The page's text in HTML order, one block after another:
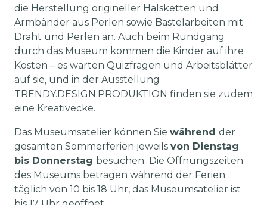
die Herstellung origineller Halsketten und
Armbänder aus Perlen sowie Bastelarbeiten mit
Draht und Perlen an. Auch beim Rundgang
durch das Museum kommen die Kinder auf ihre
Kosten – es warten Quizfragen und Arbeitsblätter
auf sie, und in der Ausstellung
TRENDY.DESIGN.PRODUKTION finden sie zudem
eine Kreativecke.
Das Museumsatelier können Sie während der
gesamten Sommerferien jeweils von Dienstag
bis Donnerstag besuchen. Die Öffnungszeiten
des Museums betragen während der Ferien
täglich von 10 bis 18 Uhr, das Museumsatelier ist